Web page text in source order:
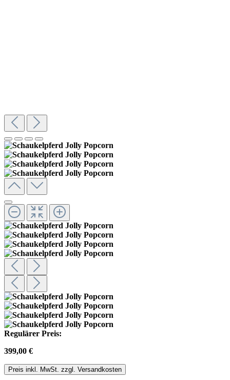
Regulärer Preis:
399,00 €
Preis inkl. MwSt. zzgl. Versandkosten